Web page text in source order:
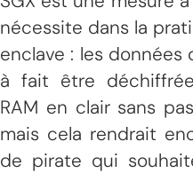
nécessite dans la
enclave : les
à fait être
RAM en clair sans
mais cela rendrait
de pirate qui